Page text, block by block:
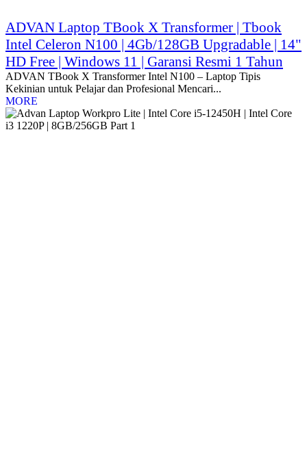
ADVAN Laptop TBook X Transformer | Tbook
Intel Celeron N100 | 4Gb/128GB Upgradable | 14"
HD Free | Windows 11 | Garansi Resmi 1 Tahun
ADVAN TBook X Transformer Intel N100 – Laptop Tipis
Kekinian untuk Pelajar dan Profesional Mencari...
MORE